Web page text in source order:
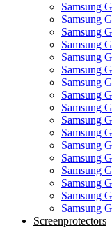
Samsung
Samsung
Samsung
Samsung
Samsung
Samsung
Samsung
Samsung
Samsung
Samsung
Samsung
Samsung
Samsung
Samsung
Samsung
Samsung
Samsung
Screenprotectors